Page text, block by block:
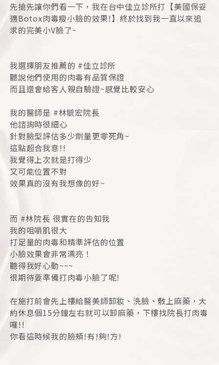
先搶先讓你們看一下，我在台中佳立診所打【美國保妥
適Botox肉毒瘦小臉的效果!】終於找到我一直以來追
求的完美小V臉了~
我選擇朋友推薦的 #佳立診所
聽說他們使用的肉毒有品質保證
而且還會給客人親自驗證~感覺比較安心
我的醫師是 #林毓宏院長
他諮詢時很細心
針對臉型評估多少劑量更零死角~
這點超合我意!!
我覺得上次就是打得少
又可能位置不對
效果真的沒有我想像的好~
而 #林院長 很實在的告知我
我的咀嚼肌很大
打足量的肉毒和精準評估的位置
小臉效果會非常漂亮！
聽得我好心動~~~
很期待要準備打肉毒小臉了呢!
在施打前會先上樓給醫美師卸妝、洗臉、敷上麻藥，大
約休息個15分鐘左右就可以卸麻藥，下樓找院長打肉毒
囉!!
你看這時候我的臉頰!有!夠!方!